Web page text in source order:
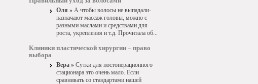
Оля » А чтобы волосы не выпадали-
назначают массаж головы, можно с
разными маслами и средствами для
роста, укрепления и т.д. Прочитала об...
Клиники пластической хирургии – право
выбора
Вера » Сутки для постоперационного
стационара это очень мало. Если
сравнивать со стандартами нашей